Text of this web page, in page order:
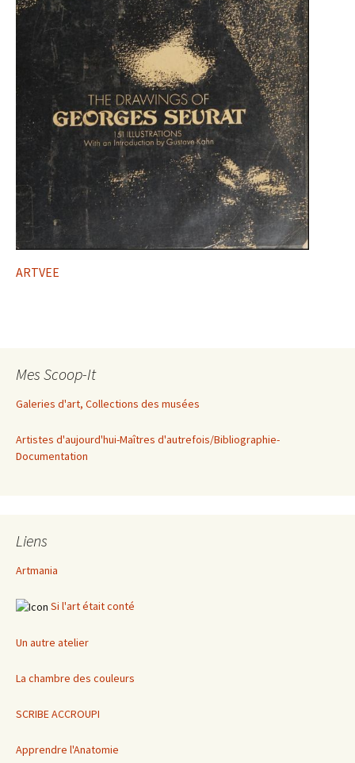
ARTVEE
Mes Scoop-It
Galeries d'art, Collections des musées
Artistes d'aujourd'hui-Maîtres d'autrefois/Bibliographie-
Documentation
Liens
Artmania
Si l'art était conté
Un autre atelier
La chambre des couleurs
SCRIBE ACCROUPI
Apprendre l'Anatomie